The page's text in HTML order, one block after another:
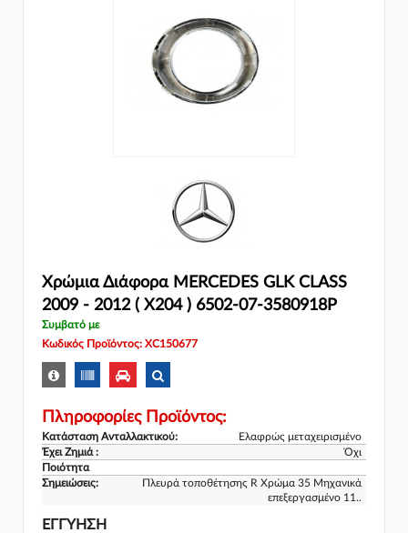
Χρώμια Διάφορα MERCEDES GLK CLASS
2009 - 2012 ( X204 ) 6502-07-3580918P
Συμβατό με
Κωδικός Προϊόντος: XC150677
Πληροφορίες Προϊόντος:
Κατάσταση Ανταλλακτικού:
Ελαφρώς μεταχειρισμένο
Έχει Ζημιά :
Όχι
Ποιότητα
Σημειώσεις:
Πλευρά τοποθέτησης R Χρώμα 35 Μηχανικά
επεξεργασμένο 11..
ΕΓΓΎΗΣΗ